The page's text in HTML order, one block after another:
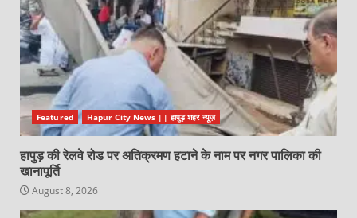
Featured Hapur City News || हापुड़ शहर न्यूज़
हापुड़ की रेलवे रोड पर अतिक्रमण हटाने के नाम पर नगर पालिका की
खानापूर्ति
August 8, 2026